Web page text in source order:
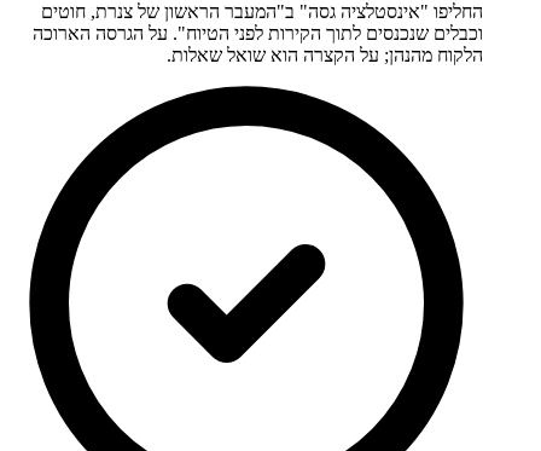
החליפו "אינסטלציה גסה" ב"המעבר הראשון של צנרת, חוטים
וכבלים שנכנסים לתוך הקירות לפני הטיוח". על הגרסה הארוכה
הלקוח מהנהן; על הקצרה הוא שואל שאלות.